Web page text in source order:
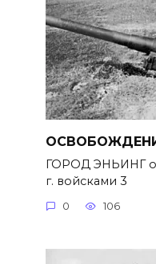
ГОРОД ЭНЬИНГ
г. войсками 3
0 106